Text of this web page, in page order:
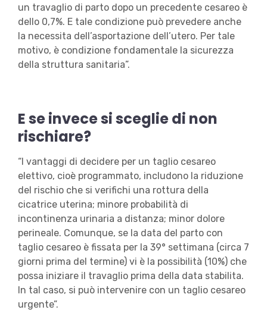
un travaglio di parto dopo un precedente cesareo è
dello 0,7%. E tale condizione può prevedere anche
la necessita dell’asportazione dell’utero. Per tale
motivo, è condizione fondamentale la sicurezza
della struttura sanitaria”.
E se invece si sceglie di non
rischiare?
“I vantaggi di decidere per un taglio cesareo
elettivo, cioè programmato, includono la riduzione
del rischio che si verifichi una rottura della
cicatrice uterina; minore probabilità di
incontinenza urinaria a distanza; minor dolore
perineale. Comunque, se la data del parto con
taglio cesareo è fissata per la 39° settimana (circa 7
giorni prima del termine) vi è la possibilità (10%) che
possa iniziare il travaglio prima della data stabilita.
In tal caso, si può intervenire con un taglio cesareo
urgente”.